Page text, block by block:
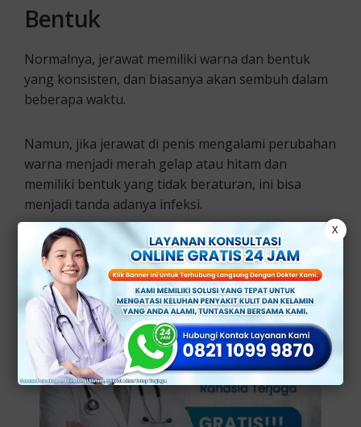
Bentuk
Normalnya, jerawat memiliki warna dan bentuk
yang konsisten, dan biasanya akan sembuh dalam
beberapa waktu.
Namun, jika jerawat di penis mengalami perubahan
warna menjadi merah gelap atau hitam dan
memiliki bentuk yang tidak beraturan, ini bisa
menjadi tanda adanya infeksi.
X